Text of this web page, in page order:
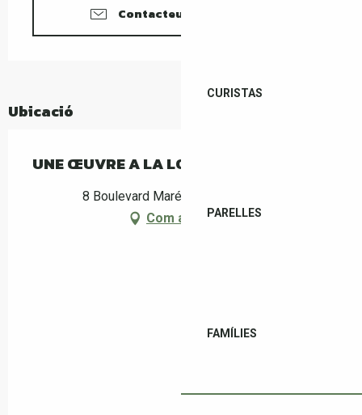
CURISTAS
PARELLES
FAMÍLIES
Contacteu amb nosaltres
Ubicació
UNE ŒUVRE A LA LOUPE
8 Boulevard Maréchal Joffre, Céret
Com arribar-hi